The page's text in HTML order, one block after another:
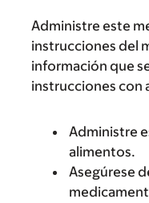
Administre este
instrucciones del
información que
instrucciones con
Administre
alimentos.
Asegúrese